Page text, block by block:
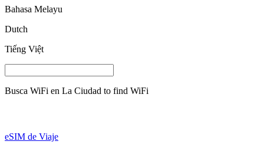
Bahasa Melayu
Dutch
Tiếng Việt
Busca WiFi en La Ciudad to find WiFi
eSIM de Viaje